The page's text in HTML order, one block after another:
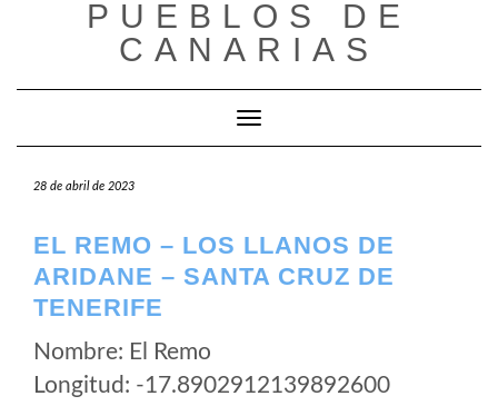
PUEBLOS DE
CANARIAS
Cambiar modo de navegación
28 de abril de 2023
EL REMO – LOS LLANOS DE
ARIDANE – SANTA CRUZ DE
TENERIFE
Nombre: El Remo
Longitud: -17.8902912139892600